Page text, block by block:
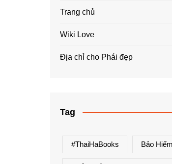
Trang chủ
Wiki Love
Địa chỉ cho Phái đẹp
Tag
#ThaiHaBooks Bảo